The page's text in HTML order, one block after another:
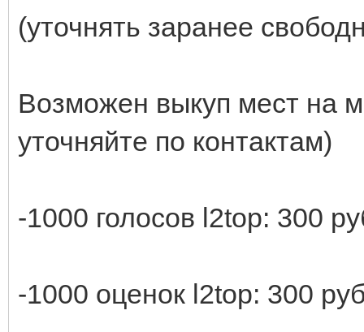
(уточнять заранее
Возможен выкуп мест на
уточняйте по контактам)
-1000 голосов l2top: 300
-1000 оценок l2top: 300